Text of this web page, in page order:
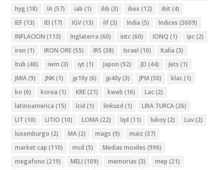
hyg (18) IA(57) iab (1) ibb (3) ibex (12) ibit (4)
IEF(13) IEI (17) IGV(13) ilf(3) India (5) Indices (3609)
INFLACION (113) Inglaterra (60) intc(60) IONQ (1) ipc(2)
iren (1) IRON ORE(55) IRS (38) Israel (10) Italia (3)
Itub (48) iwm (3) iyt (1) Japon (92) JD (44) Jets (1)
JMIA(9) JNK(1) jp10y(6) jp40y(3) JPM (50) klac(1)
ko (6) korea (1) KRE(21) kweb (16) Lac(2)
latinoamerica (15) lcid (1) linkusd (1) LIRA TURCA(26)
LIT (10) LITIO (10) LOMA(22) lqd (11) lukoy(2) Luv(2)
luxemburgo (2) MA(2) mags (9) maiz (37)
market cap (110) mcd (5) Medias moviles (996)
megafono (219) MELI (109) memorias (3) mep (21)